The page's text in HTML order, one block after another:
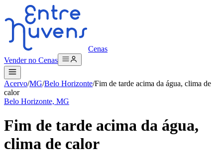
Cenas
Vender no Cenas
Acervo/MG/Belo Horizonte/Fim de tarde acima da água, clima de
calor
Belo Horizonte, MG
Fim de tarde acima da água,
clima de calor